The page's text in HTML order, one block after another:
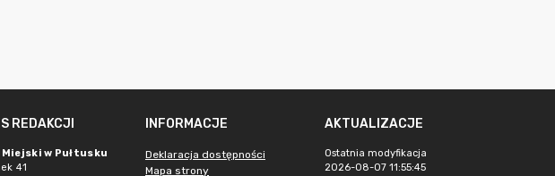
REDAKCJI
Miejski w Pułtusku
41
INFORMACJE
Deklaracja dostępności
Mapa strony
AKTUALIZACJE
Ostatnia modyfikacja
2026-08-07 11:55:45